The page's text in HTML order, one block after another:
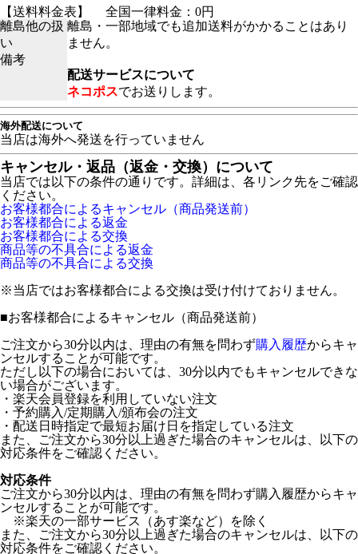
【送料料金表】
全国一律料金：0円
離島他の扱
い
離島・一部地域でも追加送料がかかることはあり
ません。
備考
配送サービスについて
ネコポスでお送りします。
海外配送について
当店は海外へ発送を行っていません
キャンセル・返品（返金・交換）について
当店では以下の条件の通りです。詳細は、各リンク先をご確認
ください。
お客様都合によるキャンセル（商品発送前）
お客様都合による返金
お客様都合による交換
商品等の不具合による返金
商品等の不具合による交換
※当店ではお客様都合による交換は受け付けておりません。
■お客様都合によるキャンセル（商品発送前）
ご注文から30分以内は、理由の有無を問わず購入履歴からキャ
ンセルすることが可能です。
ただし以下の場合においては、30分以内でもキャンセルできな
い場合がございます。
・楽天会員登録を利用していない注文
・予約購入/定期購入/頒布会の注文
・配送日時指定で最短お届け日を指定している注文
また、ご注文から30分以上過ぎた場合のキャンセルは、以下の
対応条件をご確認ください。
対応条件
ご注文から30分以内は、理由の有無を問わず購入履歴からキャ
ンセルすることが可能です。
※楽天の一部サービス（あす楽など）を除く
また、ご注文から30分以上過ぎた場合のキャンセルは、以下の
対応条件をご確認ください。